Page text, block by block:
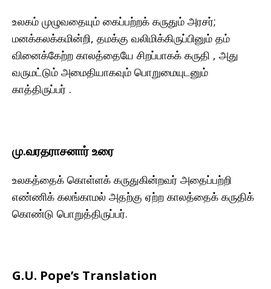
உலகம் முழுவதையும் கைப்பற்றக் கருதும் அரசர்;
மனக்கலக்கமின்றி, தமக்கு வலிமிக்கிருப்பினும் தம்
வினைக்கேற்ற காலத்தையே சிறப்பாகக் கருதி , அது
வருமட்டும் அமைதியாகவும் பொறுமையுடனும்
காத்திருப்பர் .
மு.வரதராசனார் உரை
உலகத்தைக் கொள்ளக் கருதுகின்றவர் அதைப்பற்றி
எண்ணிக் கலங்காமல் அதற்கு ஏற்ற காலத்தைக் கருதிக்
கொண்டு பொறுத்திருப்பர்.
G.U. Pope’s Translation